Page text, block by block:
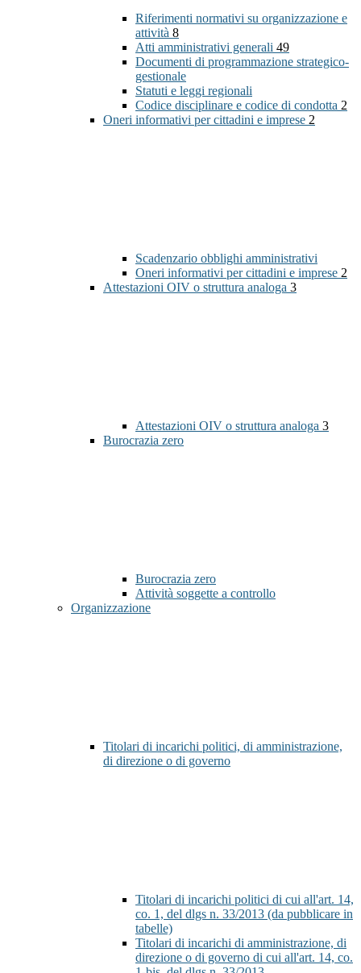
Riferimenti normativi su organizzazione e
attività 8
Atti amministrativi generali 49
Documenti di programmazione strategico-
gestionale
Statuti e leggi regionali
Codice disciplinare e codice di condotta 2
Oneri informativi per cittadini e imprese 2
Scadenzario obblighi amministrativi
Oneri informativi per cittadini e imprese 2
Attestazioni OIV o struttura analoga 3
Attestazioni OIV o struttura analoga 3
Burocrazia zero
Burocrazia zero
Attività soggette a controllo
Organizzazione
Titolari di incarichi politici, di amministrazione,
di direzione o di governo
Titolari di incarichi politici di cui all'art. 14,
co. 1, del dlgs n. 33/2013 (da pubblicare in
tabelle)
Titolari di incarichi di amministrazione, di
direzione o di governo di cui all'art. 14, co.